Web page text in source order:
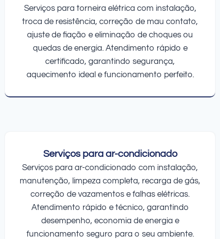
Serviços para torneira elétrica com instalação,
troca de resistência, correção de mau contato,
ajuste de fiação e eliminação de choques ou
quedas de energia. Atendimento rápido e
certificado, garantindo segurança,
aquecimento ideal e funcionamento perfeito.
Serviços para ar-condicionado
Serviços para ar-condicionado com instalação,
manutenção, limpeza completa, recarga de gás,
correção de vazamentos e falhas elétricas.
Atendimento rápido e técnico, garantindo
desempenho, economia de energia e
funcionamento seguro para o seu ambiente.